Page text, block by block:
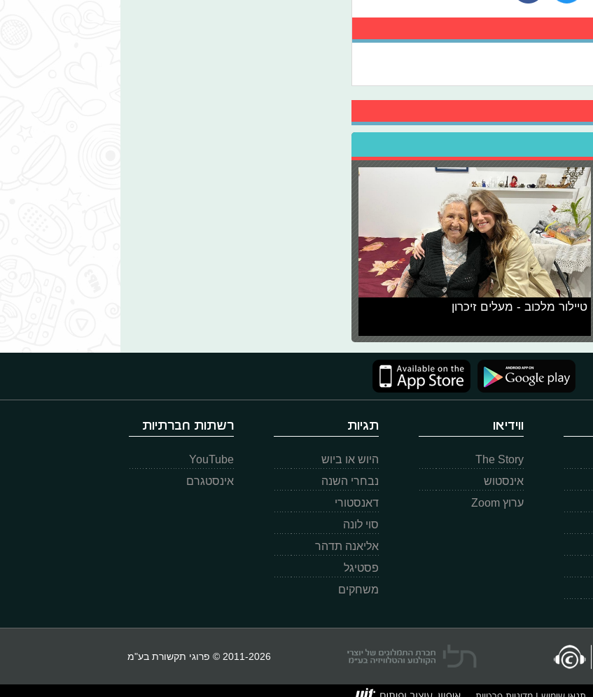
טיילור מלכוב - מעלים זיכרון
ווידיאו
The Story
אינסטוש
ערוץ Zoom
תגיות
היוש או ביוש
נבחרי השנה
דאנסטורי
סוי לונה
אליאנה תדהר
פסטיגל
משחקים
רשתות חברתיות
YouTube
אינסטגרם
2011-2026 © פרוגי תקשורת בע"מ